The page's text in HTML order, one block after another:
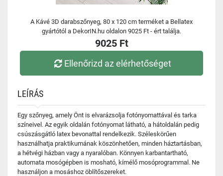
A Kávé 3D darabszőnyeg, 80 x 120 cm terméket a Bellatex
gyártótól a DekorIN.hu oldalon 9025 Ft - ért találja.
9025 Ft
Ellenőrizd az elérhetőséget
LEÍRÁS
Egy szőnyeg, amely Önt is elvarázsolja fotónyomattával és tarka
színeivel. Az egyik oldalán fotónyomat látható, a hátoldalán pedig
csúszásgátló latex bevonattal rendelkezik. Széleskörűen
használhatja praktikumának köszönhetően, minden háztartásban,
a hétvégi házban vagy a nyaralóban. Könnyen karbantartható,
automata mosógépben is mosható, kímélő mosóprogrammal. Ne
használjon a mosáshoz öblítőszereket.